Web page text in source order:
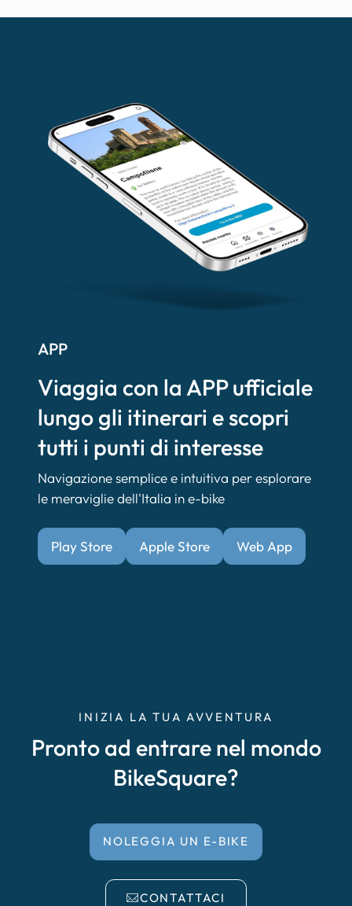
APP
Viaggia con la APP ufficiale
lungo gli itinerari e scopri
tutti i punti di interesse
Navigazione semplice e intuitiva per esplorare
le meraviglie dell'Italia in e-bike
Play Store Apple Store Web App
INIZIA LA TUA AVVENTURA
Pronto ad entrare nel mondo
BikeSquare?
NOLEGGIA UN E-BIKE
CONTATTACI